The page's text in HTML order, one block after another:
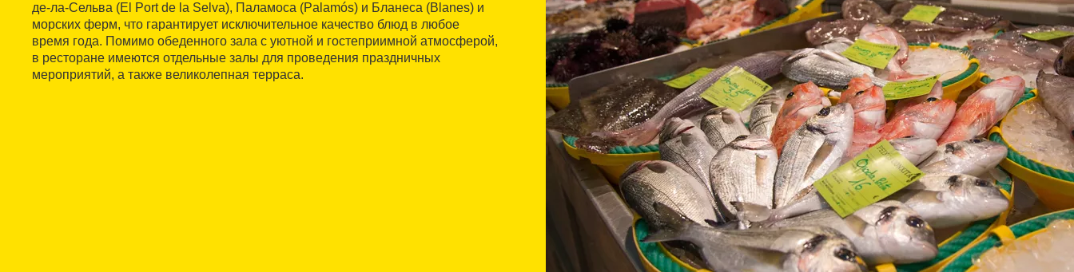
де-ла-Сельва (El Port de la Selva), Паламоса (Palamós) и Бланеса (Blanes) и
морских ферм, что гарантирует исключительное качество блюд в любое
время года. Помимо обеденного зала с уютной и гостеприимной атмосферой,
в ресторане имеются отдельные залы для проведения праздничных
мероприятий, а также великолепная терраса.